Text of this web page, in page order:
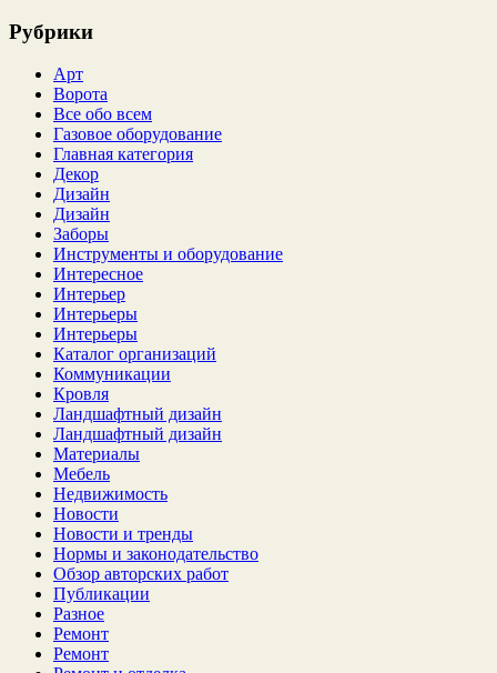
Рубрики
Арт
Ворота
Все обо всем
Газовое оборудование
Главная категория
Декор
Дизайн
Дизайн
Заборы
Инструменты и оборудование
Интересное
Интерьер
Интерьеры
Интерьеры
Каталог организаций
Коммуникации
Кровля
Ландшафтный дизайн
Ландшафтный дизайн
Материалы
Мебель
Недвижимость
Новости
Новости и тренды
Нормы и законодательство
Обзор авторских работ
Публикации
Разное
Ремонт
Ремонт